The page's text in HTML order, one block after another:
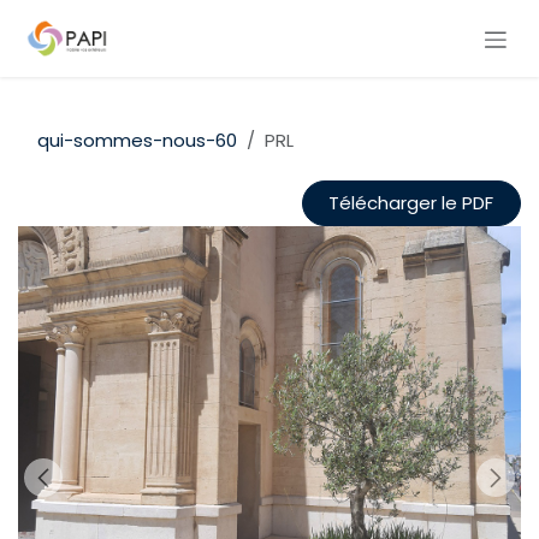
qui-sommes-nous-60 PRL
Télécharger le PDF